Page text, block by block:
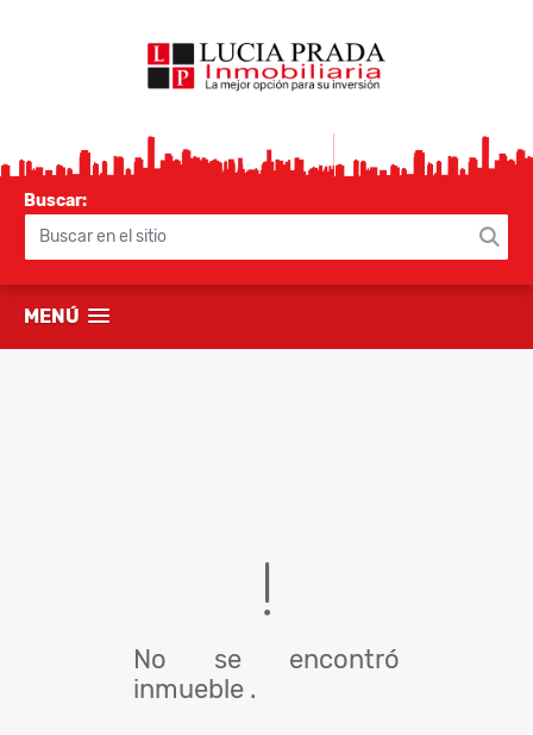
Buscar:
MENÚ
No se encontró
inmueble .